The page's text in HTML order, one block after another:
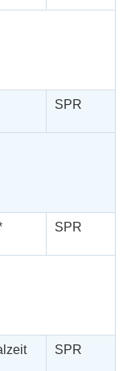
SPR
SPR
SPR